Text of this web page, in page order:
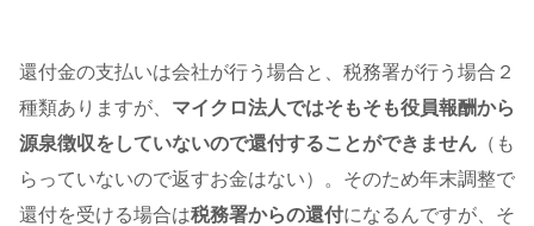
還付金の支払いは会社が行う場合と、税務署が行う場合２
種類ありますが、 マイクロ法人ではそもそも役員報酬から
源泉徴収をしていないので還付することができません （も
らっていないので返すお金はない）。そのため年末調整で
還付を受ける場合は税務署からの還付になるんですが、そ